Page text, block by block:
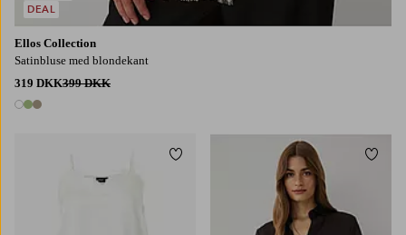
Ellos Collection
Satinbluse med blondekant
319 DKK399 DKK
3 farver
DEAL
Tilføj til favoritter